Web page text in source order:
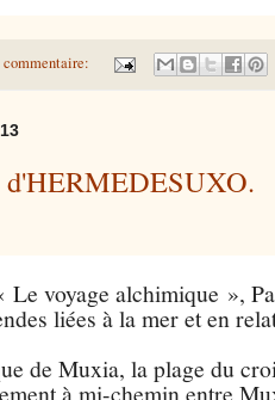
commentaire:
d'HERMEDESUXO.
Le voyage alchimique »,
liées à la mer et en
de Muxia, la plage du
à mi-chemin entre